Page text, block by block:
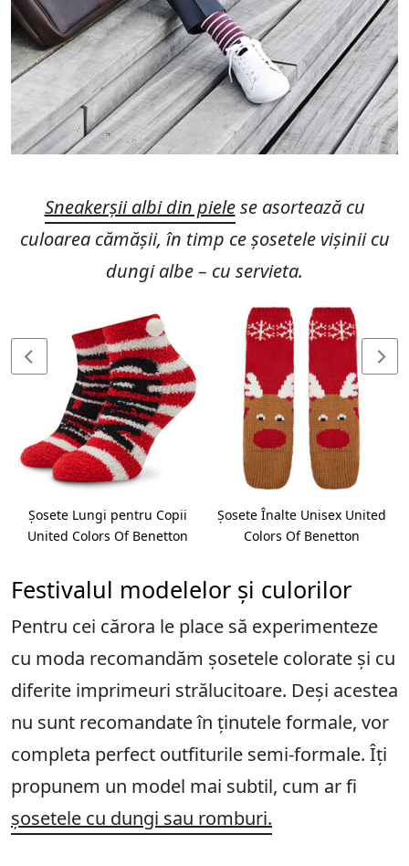
Sneakerșii albi din pielese asortează cu
culoarea cămășii, în timp ce șosetele vișinii cu
dungi albe – cu servieta.
Șosete Lungi pentru Copii
United Colors Of Benetton
Șosete Înalte Unisex United
Colors Of Benetton
Festivalul modelelor și culorilor
Pentru cei cărora le place să experimenteze
cu moda recomandăm șosetele colorate și cu
diferite imprimeuri strălucitoare. Deși acestea
nu sunt recomandate în ținutele formale, vor
completa perfect outfiturile semi-formale. Îți
propunem un model mai subtil, cum ar fi
șosetele cu dungi sau romburi.